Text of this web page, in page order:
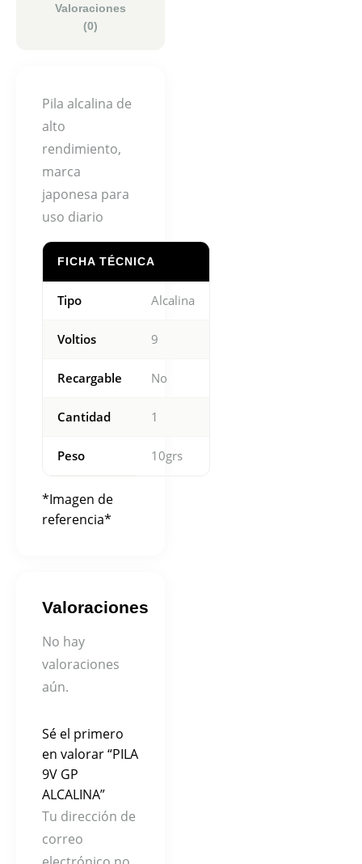
Valoraciones
(0)
Pila alcalina de
alto
rendimiento,
marca
japonesa para
uso diario
FICHA TÉCNICA
Tipo Alcalina
Voltios 9
Recargable No
Cantidad 1
Peso 10grs
*Imagen de
referencia*
Valoraciones
No hay
valoraciones
aún.
Sé el primero
en valorar “PILA
9V GP
ALCALINA”
Tu dirección de
correo